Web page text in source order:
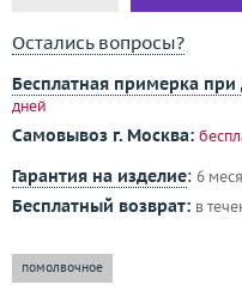
Остались вопросы?
Бесплатная примерка при
дней
Самовывоз г. Москва:
Гарантия на изделие: 6
Бесплатный возврат: в
помолвочное